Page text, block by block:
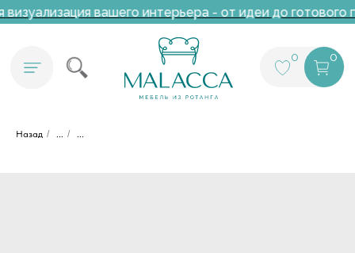
вашего интерьера - от идеи до готового
Назад / ... / ...